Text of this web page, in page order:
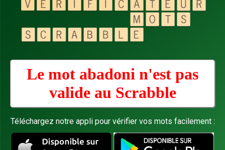
Le mot abadoni n'est pas
valide au Scrabble
Téléchargez notre appli pour vérifier vos mots facilement :